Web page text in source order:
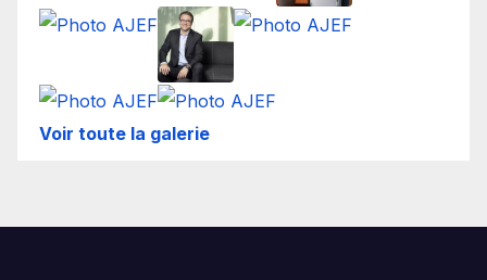
Voir toute la galerie